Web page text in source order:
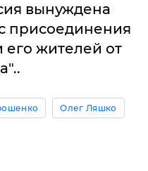
вынуждена
присоединения
его жителей от
Олег Ляшко